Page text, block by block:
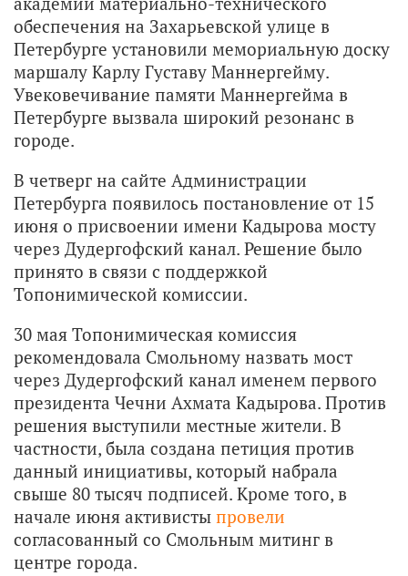
обеспечения на Захарьевской улице в
Петербурге установили мемориальную доску
маршалу Карлу Густаву Маннергейму.
Увековечивание памяти Маннергейма в
Петербурге вызвала широкий резонанс в
городе.
В четверг на сайте Администрации
Петербурга появилось постановление от 15
июня о присвоении имени Кадырова мосту
через Дудергофский канал. Решение было
принято в связи с поддержкой
Топонимической комиссии.
30 мая Топонимическая комиссия
рекомендовала Смольному назвать мост
через Дудергофский канал именем первого
президента Чечни Ахмата Кадырова. Против
решения выступили местные жители. В
частности, была создана петиция против
данный инициативы, который набрала
свыше 80 тысяч подписей. Кроме того, в
начале июня активисты провели
согласованный со Смольным митинг в
центре города.